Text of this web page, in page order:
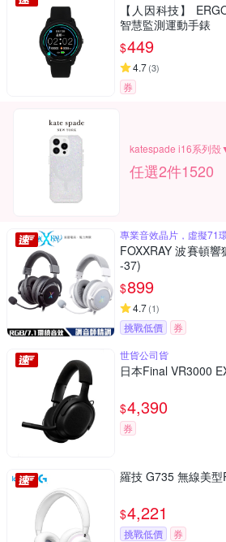
【人因科技】
智慧監測運動手錶
$449
4.7(3)
券
katespade i16系列
任選2件1520
專業音效晶片，虛擬71
FOXXRAY 波賽頓
-37)
$899
4.7(1)
挑戰低價
券
世貨公司貨
日本Final VR3000
$4,390
券
羅技 G735 無線美型
$4,221
挑戰低價 券